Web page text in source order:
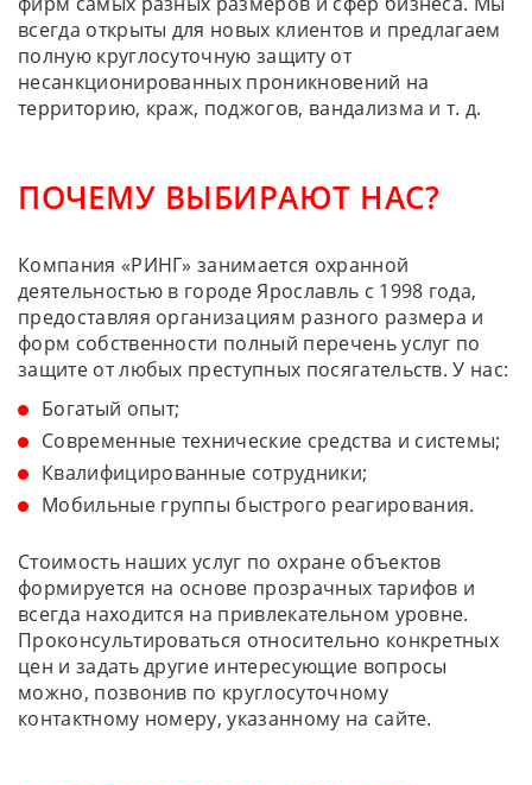
всегда открыты для новых клиентов и предлагаем
полную круглосуточную защиту от
несанкционированных проникновений на
территорию, краж, поджогов, вандализма и т. д.
ПОЧЕМУ ВЫБИРАЮТ НАС?
Компания «РИНГ» занимается охранной
деятельностью в городе Ярославль с 1998 года,
предоставляя организациям разного размера и
форм собственности полный перечень услуг по
защите от любых преступных посягательств. У нас:
Богатый опыт;
Современные технические средства и системы;
Квалифицированные сотрудники;
Мобильные группы быстрого реагирования.
Стоимость наших услуг по охране объектов
формируется на основе прозрачных тарифов и
всегда находится на привлекательном уровне.
Проконсультироваться относительно конкретных
цен и задать другие интересующие вопросы
можно, позвонив по круглосуточному
контактному номеру, указанному на сайте.